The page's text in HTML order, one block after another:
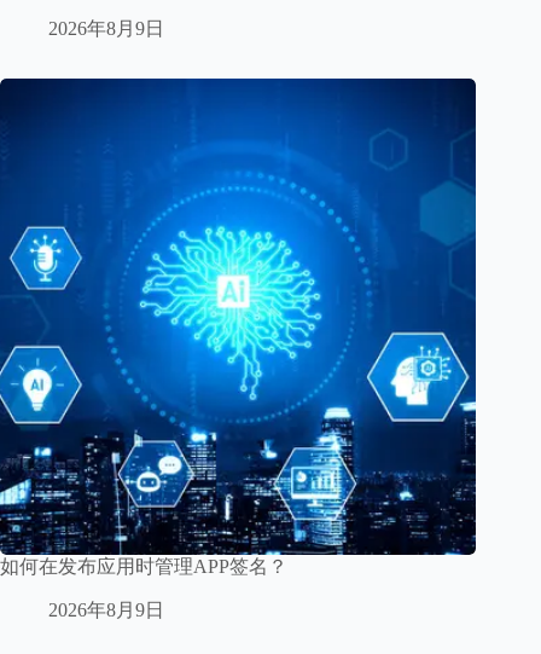
2026年8月9日
如何在发布应用时管理APP签名？
2026年8月9日